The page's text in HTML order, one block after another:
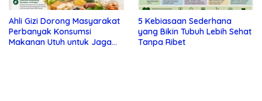
Ahli Gizi Dorong Masyarakat
Perbanyak Konsumsi
Makanan Utuh untuk Jaga
5 Kebiasaan Sederhana
yang Bikin Tubuh Lebih Sehat
Tanpa Ribet